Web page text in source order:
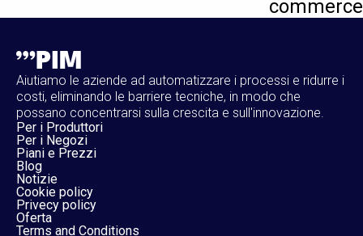
commerce
Aiutiamo le aziende ad automatizzare i processi e ridurre i
costi, eliminando le barriere tecniche, in modo che
possano concentrarsi sulla crescita e sull'innovazione.
Per i Produttori
Per i Negozi
Piani e Prezzi
Blog
Notizie
Cookie policy
Privecy policy
Oferta
Terms and Conditions